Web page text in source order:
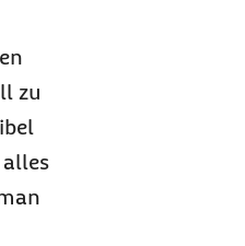
zu